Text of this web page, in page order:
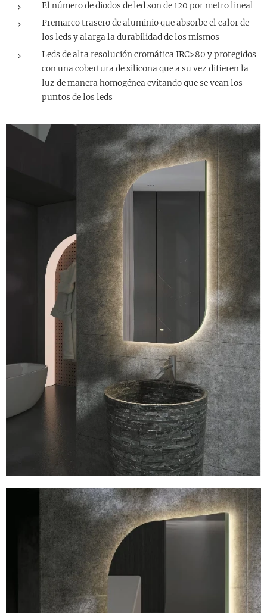
El número de diodos de led son de 120 por metro lineal
Premarco trasero de aluminio que absorbe el calor de
los leds y alarga la durabilidad de los mismos
Leds de alta resolución cromática IRC>80 y protegidos
con una cobertura de silicona que a su vez difieren la
luz de manera homogénea evitando que se vean los
puntos de los leds